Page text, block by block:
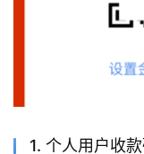
1. 个人用户收